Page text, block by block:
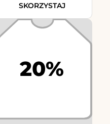
SKORZYSTAJ
20%